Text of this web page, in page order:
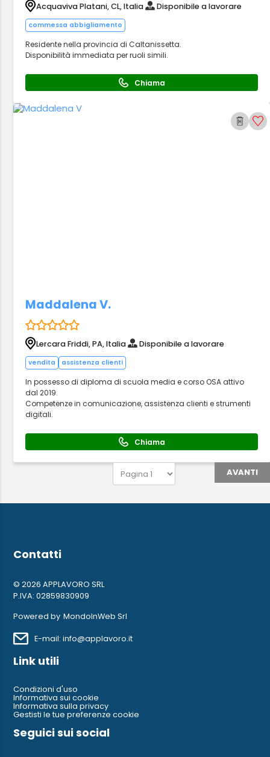
Acquaviva Platani, CL, Italia Disponibile a lavorare
commessa abbigliamento
Residente nella provincia di Caltanissetta.
Disponibilità immediata per ruoli simili.
Chiama
Maddalena V.
Lercara Friddi, PA, Italia Disponibile a lavorare
vendita assistenza clienti
In possesso di diploma di scuola media e corso OSA attivo
dal 2019.
Competenze in comunicazione, assistenza clienti e strumenti
digitali.
Chiama
AVANTI
Contatti
© 2026 APPLAVORO SRL
P.IVA: 02859830909
Powered by MondoInWeb Srl
E-mail: info@applavoro.it
Link utili
Condizioni d'uso
Informativa sui cookie
Informativa sulla privacy
Gestisti le tue preferenze cookie
Seguici sui social